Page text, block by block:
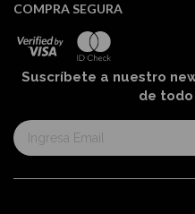
COMPRA SEGURA
Suscríbete a nuestro
de
Suscríbase
al
informativo: